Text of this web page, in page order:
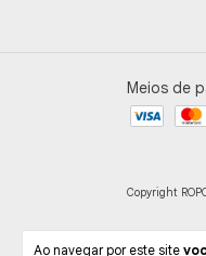
Ao navegar por este site
Meios de
Copyright